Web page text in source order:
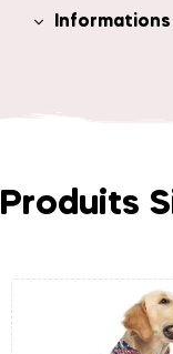
Produits